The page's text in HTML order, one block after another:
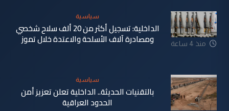
منذ 4 ساعة
سياسية
الداخلية: تسجيل أكثر من 20 ألف سلاح شخصي
ومصادرة آلاف الأسلحة والاعتدة خلال تموز
سياسية
بالتقنيات الحديثة.. الداخلية تعلن تعزيز أمن
الحدود العراقية